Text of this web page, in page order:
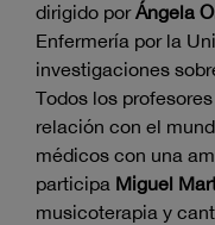
dirigido porÁngela
Enfermería por la
investigaciones
Todos los
relación con el
médicos con una
participa Miguel
musicoterapia y